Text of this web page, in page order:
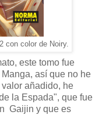
con color de Noiry.
este tomo fue
así que no he
añadido, he
la Espada", que fue
Gaijin y que es